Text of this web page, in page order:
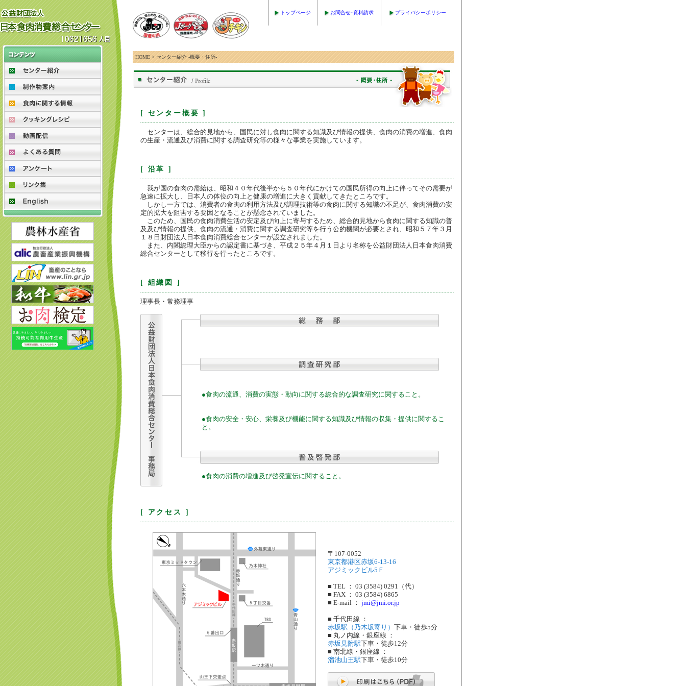
トップページ お問合せ･資料請求 プライバシーポリシー
HOME> センター紹介 -概要・住所-
[ センター概要 ]
センターは、総合的見地から、国民に対し食肉に関する知識及び情報の提供、食肉の消費の増進、食肉
の生産・流通及び消費に関する調査研究等の様々な事業を実施しています。
[ 沿革 ]
我が国の食肉の需給は、昭和４０年代後半から５０年代にかけての国民所得の向上に伴ってその需要が
急速に拡大し、日本人の体位の向上と健康の増進に大きく貢献してきたところです。
しかし一方では、消費者の食肉の利用方法及び調理技術等の食肉に関する知識の不足が、食肉消費の安
定的拡大を阻害する要因となることが懸念されていました。
このため、国民の食肉消費生活の安定及び向上に寄与するため、総合的見地から食肉に関する知識の普
及及び情報の提供、食肉の流通・消費に関する調査研究等を行う公的機関が必要とされ、昭和５７年３月
１８日財団法人日本食肉消費総合センターが設立されました。
また、内閣総理大臣からの認定書に基づき、平成２５年４月１日より名称を公益財団法人日本食肉消費
総合センターとして移行を行ったところです。
[ 組織図 ]
理事長・常務理事
●食肉の流通、消費の実態・動向に関する総合的な調査研究に関すること。
●食肉の安全・安心、栄養及び機能に関する知識及び情報の収集・提供に関するこ
と。
●食肉の消費の増進及び啓発宣伝に関すること。
[ アクセス ]
〒107-0052
東京都港区赤坂6-13-16
アジミックビル5Ｆ
■ TEL ： 03 (3584) 0291（代）
■ FAX ： 03 (3584) 6865
■ E-mail ： jmi@jmi.or.jp
■ 千代田線 ：
赤坂駅（乃木坂寄り） 下車・徒歩5分
■ 丸ノ内線・銀座線 ：
赤坂見附駅下車・徒歩12分
■ 南北線・銀座線 ：
溜池山王駅下車・徒歩10分